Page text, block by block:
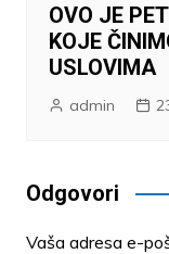
OVO JE
KOJE
USLOVIMA
admin
Odgovori
Vaša adresa e-